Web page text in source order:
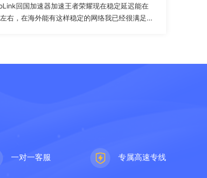
回国加速器加速王者荣耀现在稳定延迟能在
右，在海外能有这样稳定的网络我已经很满足
一对一客服 专属高速专线